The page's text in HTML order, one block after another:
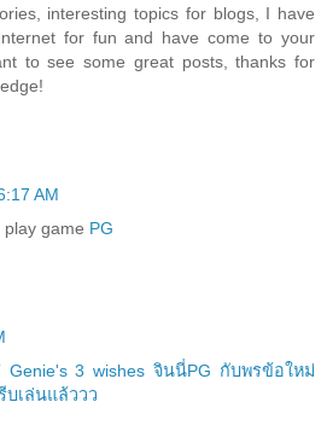
interesting topics for blogs, I have
for fun and have come to your
to see some great posts, thanks for
AM
game PG
Genie's 3 wishes จินนี่PG กับพรข้อใหม่
บเล่นแล้ววว